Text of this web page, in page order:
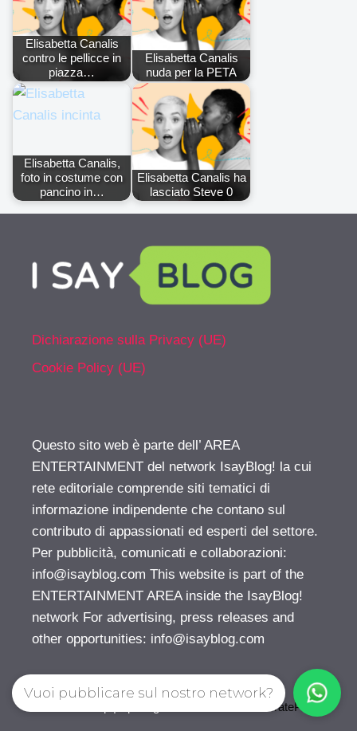
Elisabetta Canalis
contro le pellicce in
piazza…
Elisabetta Canalis
nuda per la PETA
Elisabetta Canalis,
foto in costume con
pancino in…
Elisabetta Canalis ha
lasciato Steve 0
Dichiarazione sulla Privacy (UE)
Cookie Policy (UE)
Questo sito web è parte dell’ AREA
ENTERTAINMENT del network IsayBlog! la cui
rete editoriale comprende siti tematici di
informazione indipendente che contano sul
contributo di appassionati ed esperti del settore.
Per pubblicità, comunicati e collaborazioni:
info@isayblog.com This website is part of the
ENTERTAINMENT AREA inside the IsayBlog!
network For advertising, press releases and
other opportunities: info@isayblog.com
GeneratePress
Vuoi pubblicare sul nostro network?